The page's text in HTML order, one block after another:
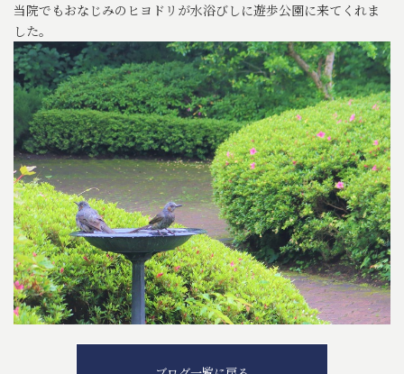
当院でもおなじみのヒヨドリが水浴びしに遊歩公園に来てくれま
した。